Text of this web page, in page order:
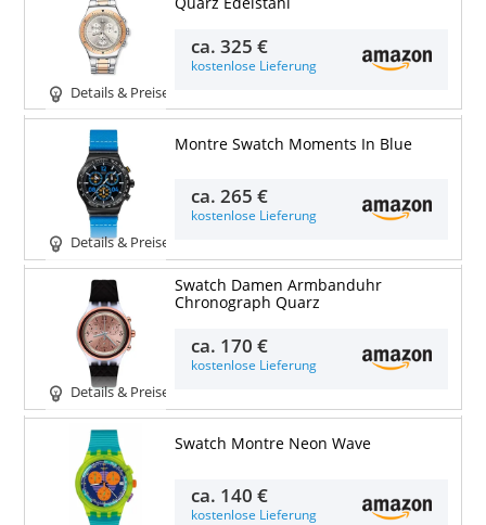
Details & Preise
ca.325 €
kostenlose Lieferung
Details & Preise
Montre Swatch Moments In Blue
ca.265 €
kostenlose Lieferung
Details & Preise
Swatch Damen Armbanduhr
Chronograph Quarz
ca. 170 €
kostenlose Lieferung
Swatch Montre Neon Wave
ca. 140 €
kostenlose Lieferung